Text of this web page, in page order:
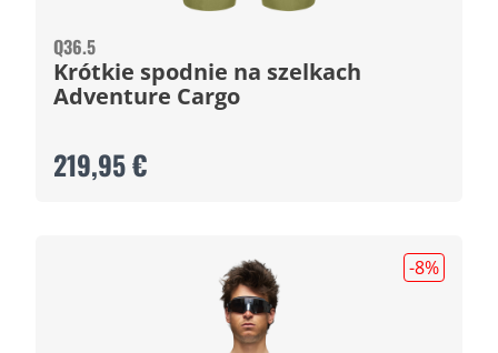
Q36.5
Krótkie spodnie na szelkach
Adventure Cargo
219,95 €
-8%